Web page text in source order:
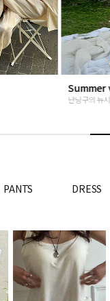
베스트재
고객님들이
PANTS DRESS